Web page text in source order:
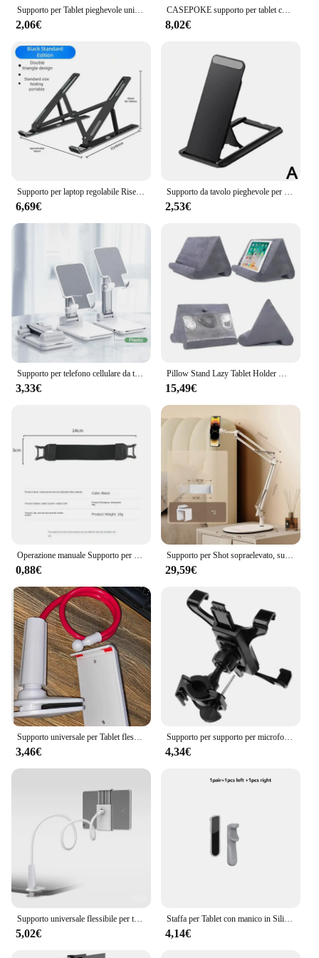
Supporto per Tablet pieghevole universale supporto da tavolo ad angoli regolabili in ABS per telefono cellulare Ipad 6 colori opzionali
2,06€
CASEPOKE supporto per tablet con cuscino in spugna per iPad supporto per tablet Huawei Samsung supporto per telefono cellulare supporto per lettura multi-angolo
8,02€
Supporto per laptop regolabile Riser da tavolo Supporto per tablet universale con altezza ergonomica e sollevamento di raffreddamento per scrivania da ufficio domestico
6,69€
Supporto da tavolo pieghevole per IPhone 14 Pro Max IPad Pro Tablet supporto da tavolo supporto per Notebook supporto per Laptop Z6X5
2,53€
3,33€ 15,49€
0,88€ 29,59€
3,46€
Supporto per supporto per microfono musicale per tablet da 7 a 11 pollici
4,34€
5,02€
Staffa per Tablet con manico in Silicone caldo per supporto per impugnatura per gioco Mobile PUBG poggiamano per Ipad Pad Gamepad
4,14€